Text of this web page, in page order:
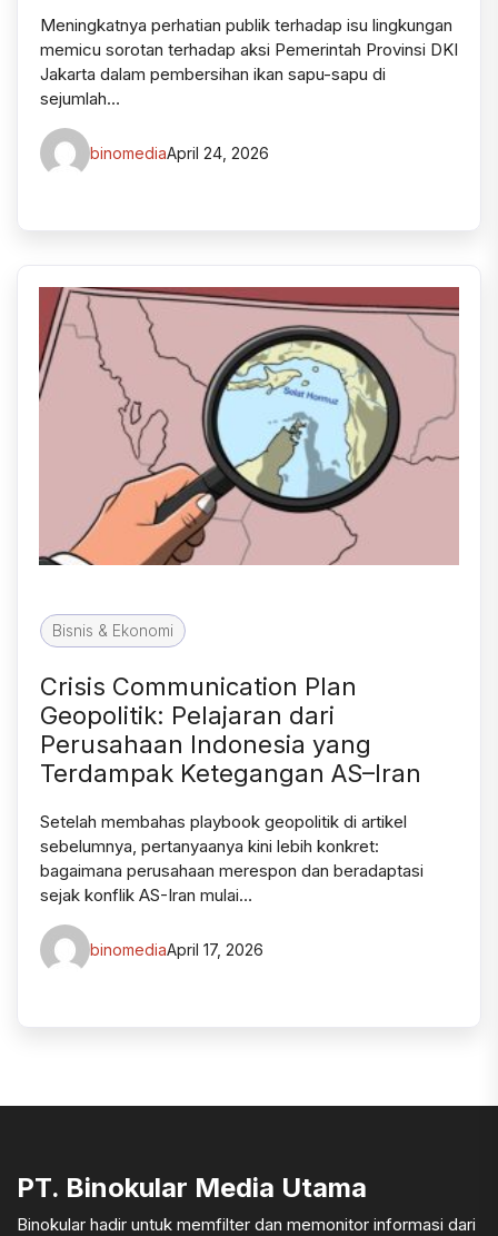
Meningkatnya perhatian publik terhadap isu lingkungan
memicu sorotan terhadap aksi Pemerintah Provinsi DKI
Jakarta dalam pembersihan ikan sapu-sapu di
sejumlah…
binomediaApril 24, 2026
Bisnis & Ekonomi
Crisis Communication Plan
Geopolitik: Pelajaran dari
Perusahaan Indonesia yang
Terdampak Ketegangan AS–Iran
Setelah membahas playbook geopolitik di artikel
sebelumnya, pertanyaanya kini lebih konkret:
bagaimana perusahaan merespon dan beradaptasi
sejak konflik AS-Iran mulai…
binomediaApril 17, 2026
PT. Binokular Media Utama
Binokular hadir untuk memfilter dan memonitor informasi dari